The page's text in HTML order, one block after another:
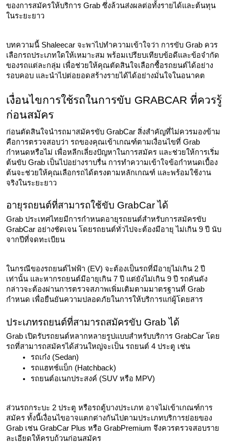
ของการสมัครให้บริการ Grab ซึ่งล้วนส่งผลต่อทั้งรายได้และต้นทุน
ในระยะยาว
บทความนี้ Shaleecar จะพาไปทำความเข้าใจว่า การขับ Grab ควร
เลือกรถประเภทใดให้เหมาะสม พร้อมเปรียบเทียบข้อดีและข้อจำกัด
ของรถแต่ละกลุ่ม เพื่อช่วยให้คุณตัดสินใจเลือกซื้อรถยนต์ได้อย่าง
รอบคอบ และนำไปต่อยอดสร้างรายได้ได้อย่างมั่นใจในอนาคต
เงื่อนไขการใช้รถในการขับ GRABCAR ที่ควรรู้
ก่อนสมัคร
ก่อนตัดสินใจนำรถมาสมัครขับ GrabCar สิ่งสำคัญที่ไม่ควรมองข้าม
คือการตรวจสอบว่า รถของคุณเข้าเกณฑ์ตามเงื่อนไขที่ Grab
กำหนดหรือไม่ เพื่อหลีกเลี่ยงปัญหาในการสมัคร และช่วยให้การเริ่ม
ต้นขับ Grab เป็นไปอย่างราบรื่น การทำความเข้าใจข้อกำหนดเบื้อง
ต้นจะช่วยให้คุณเลือกรถได้ตรงตามหลักเกณฑ์ และพร้อมใช้งาน
จริงในระยะยาว
อายุรถยนต์ที่สามารถใช้ขับ GrabCar ได้
Grab ประเทศไทยมีการกำหนดอายุรถยนต์สำหรับการสมัครขับ
GrabCar อย่างชัดเจน โดยรถยนต์ทั่วไปจะต้องมีอายุ ไม่เกิน 9 ปี นับ
จากปีที่จดทะเบียน
ในกรณีของรถยนต์ไฟฟ้า (EV) จะต้องเป็นรถที่มีอายุไม่เกิน 2 ปี
เท่านั้น และหากรถยนต์มีอายุเกิน 7 ปี แต่ยังไม่เกิน 9 ปี รถคันดัง
กล่าวจะต้องผ่านการตรวจสภาพเพิ่มเติมตามมาตรฐานที่ Grab
กำหนด เพื่อยืนยันความปลอดภัยในการให้บริการแก่ผู้โดยสาร
ประเภทรถยนต์ที่สามารถสมัครขับ Grab ได้
Grab เปิดรับรถยนต์หลากหลายรูปแบบสำหรับบริการ GrabCar โดย
รถที่สามารถสมัครได้ส่วนใหญ่จะเป็น รถยนต์ 4 ประตู เช่น
รถเก๋ง (Sedan)
รถแฮทช์แบ็ก (Hatchback)
รถยนต์อเนกประสงค์ (SUV หรือ MPV)
ส่วนรถกระบะ 2 ประตู หรือรถตู้บางประเภท อาจไม่เข้าเกณฑ์การ
สมัคร ทั้งนี้เงื่อนไขอาจแตกต่างกันไปตามประเภทบริการย่อยของ
Grab เช่น GrabCar Plus หรือ GrabPremium จึงควรตรวจสอบราย
ละเอียดให้ครบถ้วนก่อนสมัคร